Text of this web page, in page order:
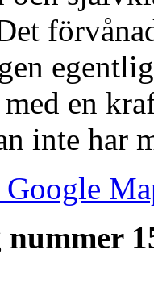
en
inte har